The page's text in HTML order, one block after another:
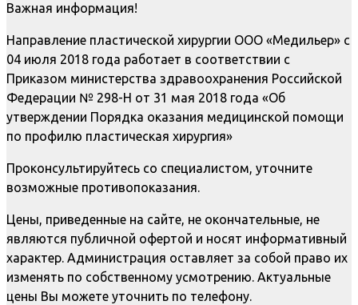
Важная информация!
Направление пластической хирургии ООО «Медильер» с
04 июля 2018 года работает в соответствии с
Приказом министерства здравоохранения Российской
Федерации № 298-Н от 31 мая 2018 года «Об
утверждении Порядка оказания медицинской помощи
по профилю пластическая хирургия»
Проконсультируйтесь со специалистом, уточните
возможные противопоказания.
Цены, приведенные на сайте, не окончательные, не
являются публичной офертой и носят информативный
характер. Администрация оставляет за собой право их
изменять по собственному усмотрению. Актуальные
цены Вы можете уточнить по телефону.